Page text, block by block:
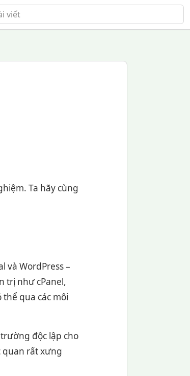
Ta hãy cùng
và WordPress –
trị như cPanel,
qua các môi
độc lập cho
quan rất xưng